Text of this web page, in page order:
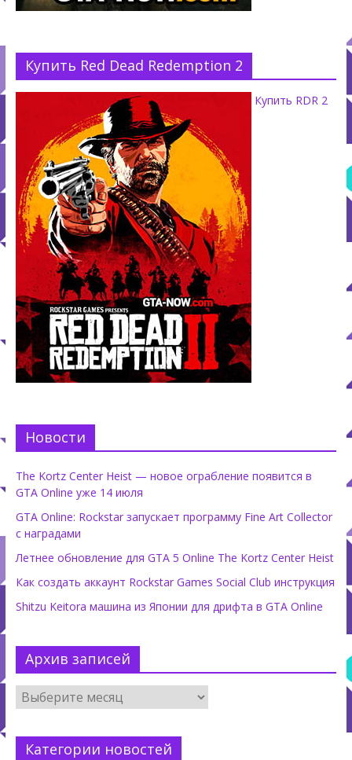
Купить Red Dead Redemption 2
Купить RDR 2
Новости
The Kortz Center Heist — новое ограбление появится в
GTA Online уже 14 июля
GTA Online: Rockstar запускает программу Fine Art Collector
с наградами
Летнее обновление для GTA 5 Online The Kortz Center Heist
Как создать аккаунт Rockstar Games Social Club инструкция
Shitzu Keitora машина из Японии для дрифта в GTA Online
Архив записей
Категории новостей